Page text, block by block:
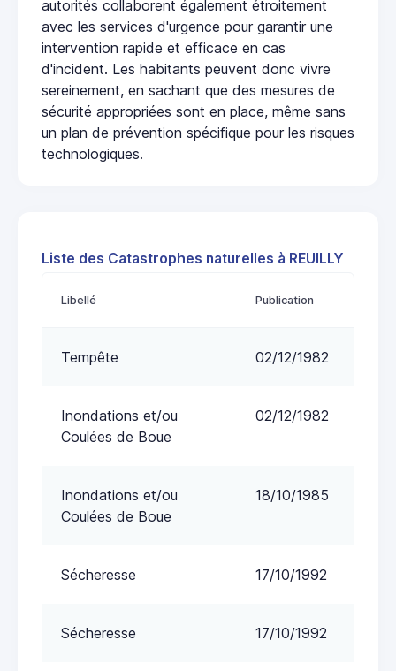
autorités collaborent également étroitement
avec les services d'urgence pour garantir une
intervention rapide et efficace en cas
d'incident. Les habitants peuvent donc vivre
sereinement, en sachant que des mesures de
sécurité appropriées sont en place, même sans
un plan de prévention spécifique pour les risques
technologiques.
Liste des Catastrophes naturelles à REUILLY
Libellé Publication
Tempête 02/12/1982
Inondations et/ou
Coulées de Boue
02/12/1982
Inondations et/ou
Coulées de Boue
18/10/1985
Sécheresse 17/10/1992
Sécheresse 17/10/1992